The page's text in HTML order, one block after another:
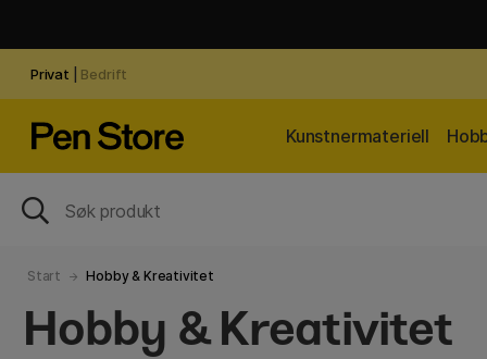
Privat Bedrift
Kunstnermateriell
Start Hobby & Kreativitet
Hobby & Kreativitet